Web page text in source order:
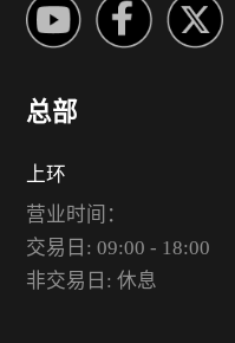
总部
上环
营业时间：
交易日: 09:00 - 18:00
非交易日: 休息